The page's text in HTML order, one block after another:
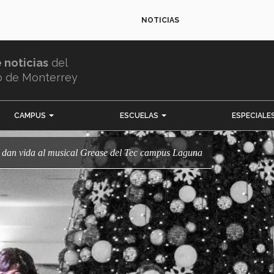
NOTICIAS
noticias del
de Monterrey
CAMPUS ESCUELAS
dan vida al musical Grease del Tec campus Laguna